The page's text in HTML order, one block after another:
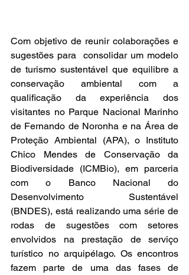
Com objetivo de reunir colaborações e
sugestões para  consolidar um modelo
de turismo sustentável que equilibre a
conservação ambiental com a
qualificação da experiência dos
visitantes no Parque Nacional Marinho
de Fernando de Noronha e na Área de
Proteção Ambiental (APA), o Instituto
Chico Mendes de Conservação da
Biodiversidade (ICMBio), em parceria
com o Banco Nacional do
Desenvolvimento Sustentável
(BNDES), está realizando uma série de
rodas de sugestões com setores
envolvidos na prestação de serviço
turístico no arquipélago. Os encontros
fazem parte de uma das fases de